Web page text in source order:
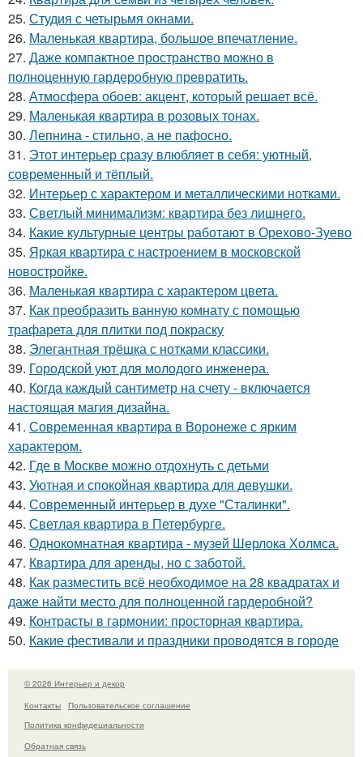
25. Студия с четырьмя окнами.
26. Маленькая квартира, большое впечатление.
27. Даже компактное пространство можно в
полноценную гардеробную превратить.
28. Атмосфера обоев: акцент, который решает всё.
29. Маленькая квартира в розовых тонах.
30. Лепнина - стильно, а не пафосно.
31. Этот интерьер сразу влюбляет в себя: уютный,
современный и тёплый.
32. Интерьер с характером и металлическими нотками.
33. Светлый минимализм: квартира без лишнего.
34. Какие культурные центры работают в Орехово-Зуево
35. Яркая квартира с настроением в московской
новостройке.
36. Маленькая квартира с характером цвета.
37. Как преобразить ванную комнату с помощью
трафарета для плитки под покраску
38. Элегантная трёшка с нотками классики.
39. Городской уют для молодого инженера.
40. Когда каждый сантиметр на счету - включается
настоящая магия дизайна.
41. Современная квартира в Воронеже с ярким
характером.
42. Где в Москве можно отдохнуть с детьми
43. Уютная и спокойная квартира для девушки.
44. Современный интерьер в духе "Сталинки".
45. Светлая квартира в Петербурге.
46. Однокомнатная квартира - музей Шерлока Холмса.
47. Квартира для аренды, но с заботой.
48. Как разместить всё необходимое на 28 квадратах и
даже найти место для полноценной гардеробной?
49. Контрасты в гармонии: просторная квартира.
50. Какие фестивали и праздники проводятся в городе
© 2026 Интерьер и декор
Контакты
Пользовательское соглашение
Политика конфидециальности
Обратная связь